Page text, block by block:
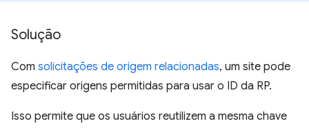
Solução
Com solicitações de origem relacionadas, um site pode
especificar origens permitidas para usar o ID da RP.
Isso permite que os usuários reutilizem a mesma chave